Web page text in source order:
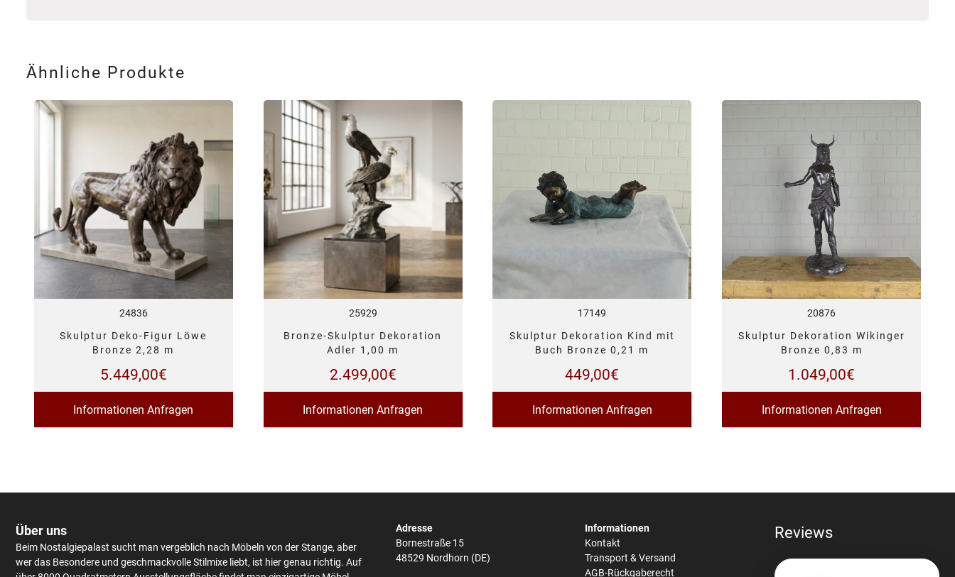
Ähnliche Produkte
24836
Skulptur Deko-Figur Löwe
Bronze 2,28 m
5.449,00€
Informationen Anfragen
25929
Bronze-Skulptur Dekoration
Adler 1,00 m
2.499,00€
Informationen Anfragen
17149
Skulptur Dekoration Kind mit
Buch Bronze 0,21 m
449,00€
Informationen Anfragen
20876
Skulptur Dekoration Wikinger
Bronze 0,83 m
1.049,00€
Informationen Anfragen
Über uns
Beim Nostalgiepalast sucht man vergeblich nach Möbeln von der Stange, aber
wer das Besondere und geschmackvolle Stilmixe liebt, ist hier genau richtig. Auf
Adresse
Bornestraße 15
48529 Nordhorn (DE)
Informationen
Kontakt
Transport & Versand
AGB-Rückgaberecht
Reviews